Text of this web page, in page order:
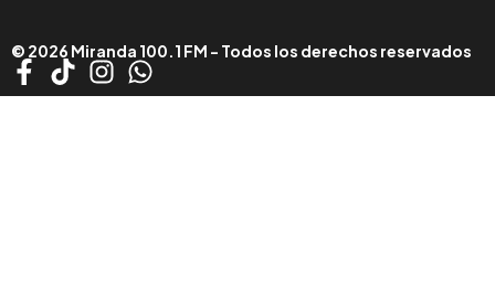
© 2026 Miranda 100.1 FM - Todos los derechos reservados